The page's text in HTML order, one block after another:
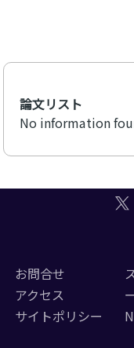
論文リスト
No information
お問合せ
アクセス
サイトポリシー